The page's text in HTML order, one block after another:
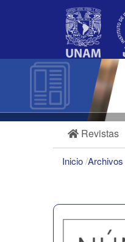
Barra
Revistas
Inicio/Archivos